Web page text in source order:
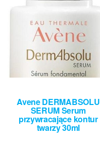
Avene DERMABSOLU
SERUM Serum
przywracające kontur
twarzy 30ml